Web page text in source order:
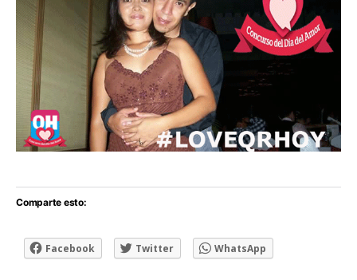
Comparte esto:
Facebook Twitter WhatsApp